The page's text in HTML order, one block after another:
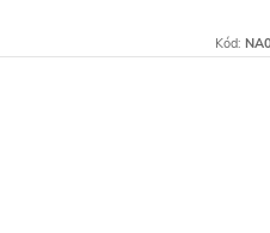
Kód: